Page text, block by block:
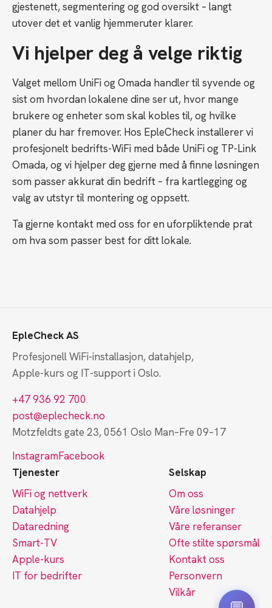
gjestenett, segmentering og god oversikt – langt
utover det et vanlig hjemmeruter klarer.
Vi hjelper deg å velge riktig
Valget mellom UniFi og Omada handler til syvende og
sist om hvordan lokalene dine ser ut, hvor mange
brukere og enheter som skal kobles til, og hvilke
planer du har fremover. Hos EpleCheck installerer vi
profesjonelt bedrifts-WiFi med både UniFi og TP-Link
Omada, og vi hjelper deg gjerne med å finne løsningen
som passer akkurat din bedrift – fra kartlegging og
valg av utstyr til montering og oppsett.
Ta gjerne kontakt med oss for en uforpliktende prat
om hva som passer best for ditt lokale.
EpleCheck AS
Profesjonell WiFi-installasjon, datahjelp,
Apple-kurs og IT-support i Oslo.
+47 936 92 700
post@eplecheck.no
Motzfeldts gate 23, 0561 Oslo Man–Fre 09–17
InstagramFacebook
Tjenester
WiFi og nettverk
Datahjelp
Dataredning
Smart-TV
Apple-kurs
IT for bedrifter
Selskap
Om oss
Våre løsninger
Våre referanser
Ofte stilte spørsmål
Kontakt oss
Personvern
Vilkår